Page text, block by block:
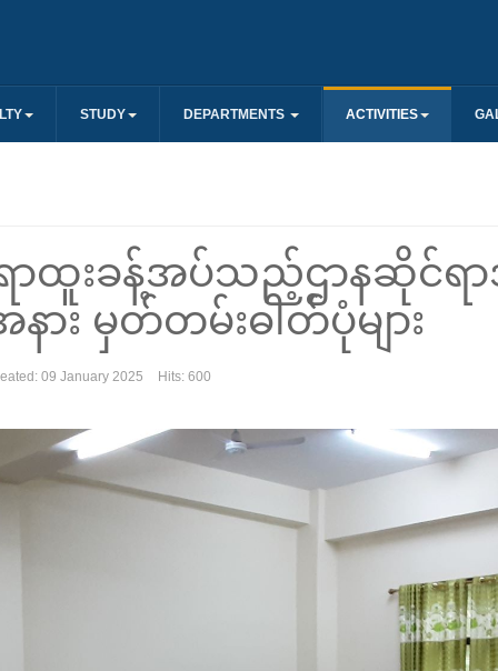
STUDY DEPARTMENTS ACTIVITIES
ထူးခန့်အပ်သည့်ဌာနဆိုင်ရာအ
ား မှတ်တမ်းဓါတ်ပုံများ
09 January 2025 Hits: 600